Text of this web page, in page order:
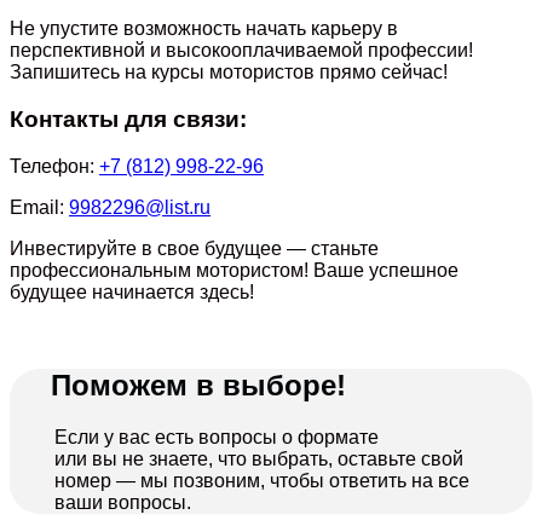
Не упустите возможность начать карьеру в
перспективной и высокооплачиваемой профессии!
Запишитесь на курсы мотористов прямо сейчас!
Контакты для связи:
Телефон: +7 (812) 998-22-96
Email: 9982296@list.ru
Инвестируйте в свое будущее — станьте
профессиональным мотористом! Ваше успешное
будущее начинается здесь!
Поможем в выборе!
Если у вас есть вопросы о формате
или вы не знаете, что выбрать, оставьте свой
номер — мы позвоним, чтобы ответить на все
ваши вопросы.